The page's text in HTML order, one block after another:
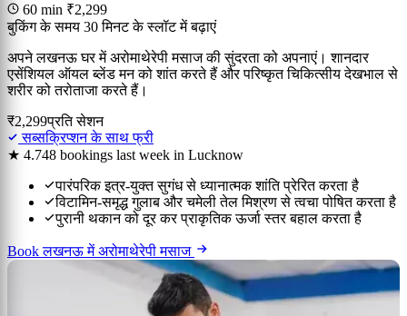
60 min ₹2,299
बुकिंग के समय 30 मिनट के स्लॉट में बढ़ाएं
अपने लखनऊ घर में अरोमाथेरेपी मसाज की सुंदरता को अपनाएं। शानदार
एसेंशियल ऑयल ब्लेंड मन को शांत करते हैं और परिष्कृत चिकित्सीय देखभाल से
शरीर को तरोताजा करते हैं।
₹2,299प्रति सेशन
सब्सक्रिप्शन के साथ फ्री
★ 4.748 bookings last week in Lucknow
पारंपरिक इत्र-युक्त सुगंध से ध्यानात्मक शांति प्रेरित करता है
विटामिन-समृद्ध गुलाब और चमेली तेल मिश्रण से त्वचा पोषित करता है
पुरानी थकान को दूर कर प्राकृतिक ऊर्जा स्तर बहाल करता है
Book लखनऊ में अरोमाथेरेपी मसाज